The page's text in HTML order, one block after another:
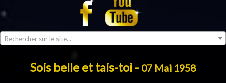
Rechercher sur le site...
Sois belle et tais-toi - 07 Mai 1958